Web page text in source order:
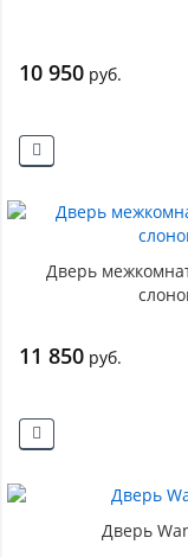
10 950 руб.
Дверь
11 850 руб.
Дверь